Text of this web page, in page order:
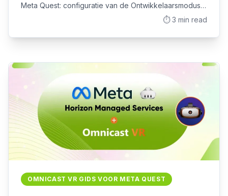
Meta Quest: configuratie van de Ontwikkelaarsmodus,
beheer van de slaapstand, browserbeperking en
⏱️3 min read
OMNICAST VR GIDS VOOR META QUEST